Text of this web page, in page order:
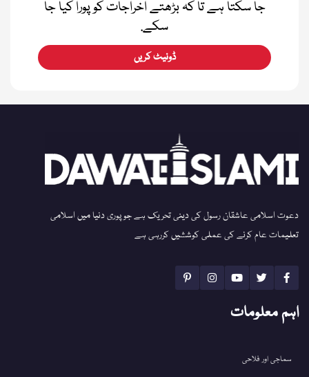
جا سکتا ہے تا کہ بڑھتے اخراجات کو پورا کیا جا
سکے.
ڈونیٹ کریں
دعوت اسلامی عاشقان رسول کی دینی تحریک ہے جو پوری دنیا میں اسلامی
تعلیمات عام کرنے کی عملی کوششیں کررہی ہے
اہم معلومات
سماجی اور فلاحی